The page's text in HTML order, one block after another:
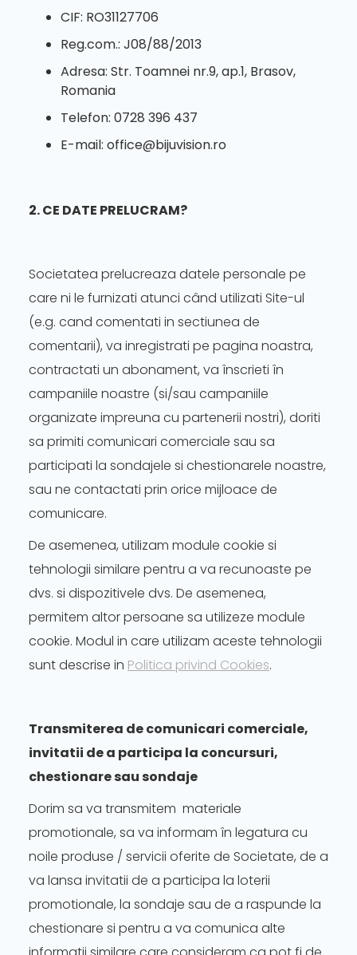
CIF: RO31127706
Reg.com.: J08/88/2013
Adresa: Str. Toamnei nr.9, ap.1, Brasov,
Romania
Telefon: 0728 396 437
E-mail: office@bijuvision.ro
2. CE DATE PRELUCRAM?
Societatea prelucreaza datele personale pe
care ni le furnizati atunci când utilizati Site-ul
(e.g. cand comentati in sectiunea de
comentarii), va inregistrati pe pagina noastra,
contractati un abonament, va înscrieti în
campaniile noastre (si/sau campaniile
organizate impreuna cu partenerii nostri), doriti
sa primiti comunicari comerciale sau sa
participati la sondajele si chestionarele noastre,
sau ne contactati prin orice mijloace de
comunicare.
De asemenea, utilizam module cookie si
tehnologii similare pentru a va recunoaste pe
dvs. si dispozitivele dvs. De asemenea,
permitem altor persoane sa utilizeze module
cookie. Modul in care utilizam aceste tehnologii
sunt descrise in Politica privind Cookies.
Transmiterea de comunicari comerciale,
invitatii de a participa la concursuri,
chestionare sau sondaje
Dorim sa va transmitem materiale
promotionale, sa va informam în legatura cu
noile produse / servicii oferite de Societate, de a
va lansa invitatii de a participa la loterii
promotionale, la sondaje sau de a raspunde la
chestionare si pentru a va comunica alte